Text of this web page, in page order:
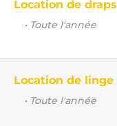
Location de draps
• Toute l'année
Location de linge
• Toute l'année